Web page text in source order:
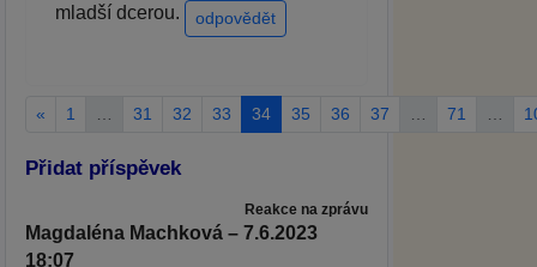
mladší dcerou.
odpovědět
« 1 31 32 33 34 35 36 37 71
Přidat příspěvek
Reakce na zprávu
Magdaléna Machková – 7.6.2023
18:07